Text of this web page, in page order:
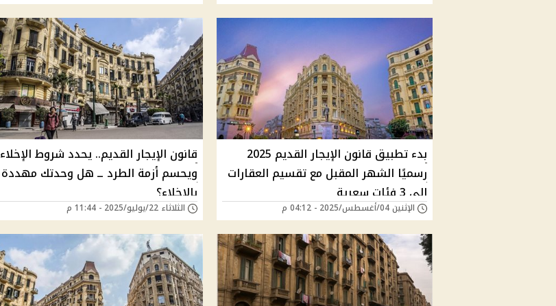
بدء تطبيق قانون الإيجار القديم 2025
رسميًا الشهر المقبل مع تقسيم العقارات
إلى 3 فئات سعرية
الإثنين 04/أغسطس/2025 - 04:12 م
قانون الإيجار القديم.. يحدد شروط الإخلاء
ويحسم أزمة الطرد ــ هل وحدتك مهددة
بالإخلاء؟
الثلاثاء 22/يوليو/2025 - 11:44 م